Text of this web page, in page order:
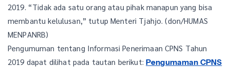
2019. “Tidak ada satu orang atau pihak manapun yang bisa
membantu kelulusan,” tutup Menteri Tjahjo. (don/HUMAS
MENPANRB)
Pengumuman tentang Informasi Penerimaan CPNS Tahun
2019 dapat dilihat pada tautan berikut: Pengumaman CPNS